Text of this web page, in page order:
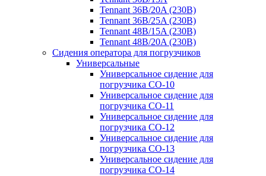
Tennant 36B/20A (230B)
Tennant 36B/25A (230B)
Tennant 48B/15A (230B)
Tennant 48B/20A (230B)
Сидения оператора для погрузчиков
Универсальные
Универсальное сидение для
погрузчика CO-10
Универсальное сидение для
погрузчика CO-11
Универсальное сидение для
погрузчика CO-12
Универсальное сидение для
погрузчика CO-13
Универсальное сидение для
погрузчика CO-14